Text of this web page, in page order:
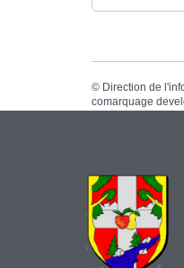
© Direction de
comarquage